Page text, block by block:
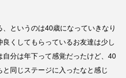
というのは40歳になっていきなり
くしてもらっているお友達は少し
分は年下って感覚だったけど、40
同じステージに入ったなと感じ